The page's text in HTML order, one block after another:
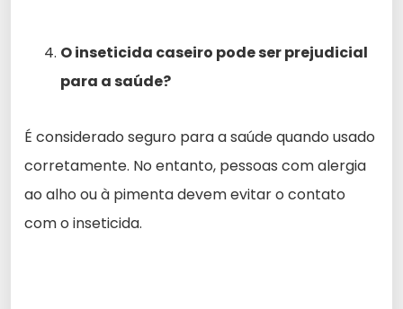
O inseticida caseiro pode ser prejudicial
para a saúde?
É considerado seguro para a saúde quando usado
corretamente. No entanto, pessoas com alergia
ao alho ou à pimenta devem evitar o contato
com o inseticida.